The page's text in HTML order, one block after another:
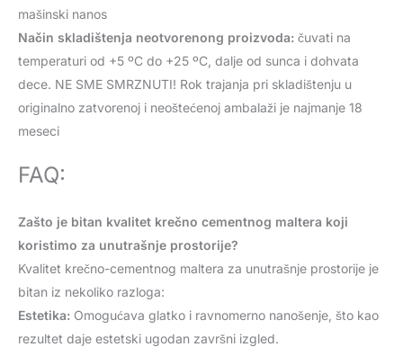
mašinski nanos
Način skladištenja neotvorenong proizvoda: čuvati na
temperaturi od +5 ºC do +25 ºC, dalje od sunca i dohvata
dece. NE SME SMRZNUTI! Rok trajanja pri skladištenju u
originalno zatvorenoj i neoštećenoj ambalaži je najmanje 18
meseci
FAQ:
Zašto je bitan kvalitet krečno cementnog maltera koji
koristimo za unutrašnje prostorije?
Kvalitet krečno-cementnog maltera za unutrašnje prostorije je
bitan iz nekoliko razloga:
Estetika: Omogućava glatko i ravnomerno nanošenje, što kao
rezultet daje estetski ugodan završni izgled.